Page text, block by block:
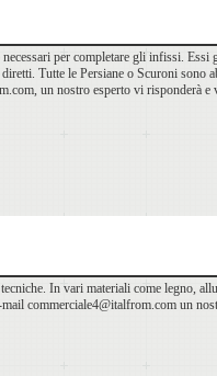
per completare gli infissi.
Tutte le Persiane o Scuroni
un nostro esperto vi risponderà
In vari materiali come legno,
commerciale4@italfrom.com un